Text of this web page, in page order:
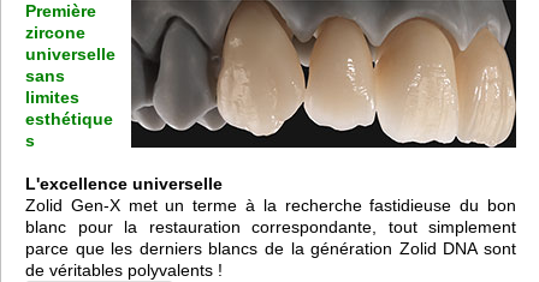
Première
zircone
universelle
sans
limites
esthétique
s
L'excellence universelle
Zolid Gen-X met un terme à la recherche fastidieuse du bon
blanc pour la restauration correspondante, tout simplement
parce que les derniers blancs de la génération Zolid DNA sont
de véritables polyvalents !